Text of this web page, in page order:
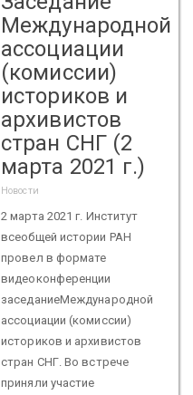
Международной
ассоциации
(комиссии)
историков и
архивистов
стран СНГ (2
марта 2021 г.)
Новости
2 марта 2021 г. Институт
всеобщей истории РАН
провел в формате
видеоконференции
заседаниеМеждународной
ассоциации (комиссии)
историков и архивистов
стран СНГ. Во встрече
приняли участие